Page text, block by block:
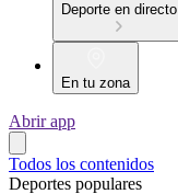
Deporte en directo
En tu zona
Abrir app
Todos los contenidos
Deportes populares